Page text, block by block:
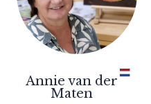
Annie van der
Maten